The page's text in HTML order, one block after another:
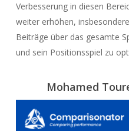
Verbesserung in diesen
weiter erhöhen,
Beiträge über das gesamte
und sein Positionsspiel zu
Mohamed